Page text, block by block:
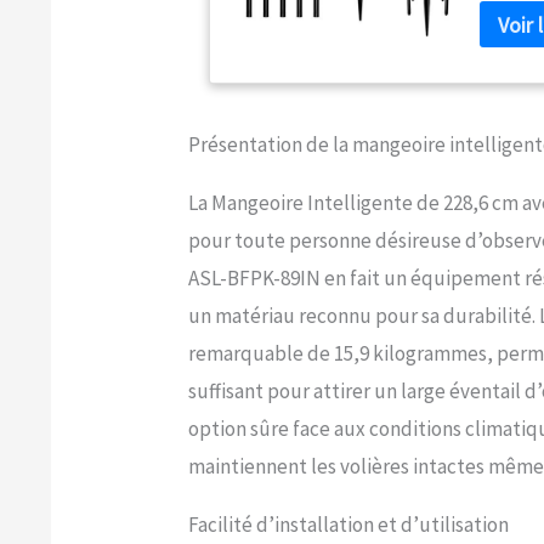
jamais
sol en
casser
flexible
de
ajusté à
design
nombre
facile et
être
Présentation de la mangeoire
La Mangeoire Intelligente de 228,6 cm
pour toute personne désireuse
ASL-BFPK-89IN en fait un équipement
un matériau reconnu pour sa durabilité.
remarquable de 15,9 kilogrammes,
suffisant pour attirer un large éventail
option sûre face aux conditions
maintiennent les volières intactes
Facilité d’installation et d’utilisation